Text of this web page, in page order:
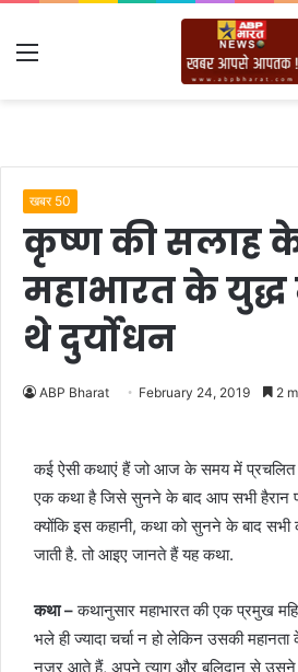
Menu
खबर 50
कृष्ण की सलाह
महाभारत के युद्ध
थे दुर्योधन
ABP Bharat February 24, 2019 2
कई ऐसी कथाएं हैं जो आज के समय में प्रचलित
एक कथा है जिसे सुनने के बाद आप सभी हैरान
क्योंकि इस कहानी, कथा को सुनने के बाद
जाती है. तो आइए जानते हैं यह कथा.
कथा –कथानुसार महाभारत की एक प्रमुख
भले ही ज्यादा चर्चा न हो लेकिन उसकी
नजर आते हैं, अपने त्याग और बलिदान से उसने